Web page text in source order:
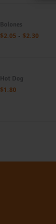
Bolones
$2.05 - $2.30
Hot Dog
$1.80